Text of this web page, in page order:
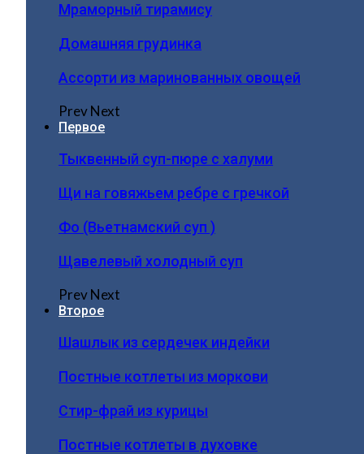
Мраморный тирамису
Домашняя грудинка
Ассорти из маринованных овощей
PrevNext
Первое
Тыквенный суп-пюре с халуми
Щи на говяжьем ребре с гречкой
Фо (Вьетнамский суп )
Щавелевый холодный суп
PrevNext
Второе
Шашлык из сердечек индейки
Постные котлеты из моркови
Стир-фрай из курицы
Постные котлеты в духовке